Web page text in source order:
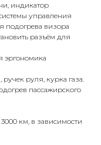
индикатор
управления
подогрева визора
разъём для
эргономика
руля, курка газа.
пассажирского
км, в зависимости